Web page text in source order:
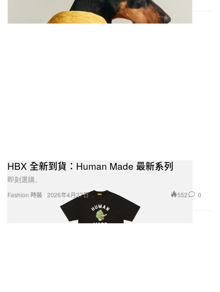
Fashion 時裝
HBX 全新到貨：Human Made 最新系列
即刻選購。
2026年4月27日 552 0